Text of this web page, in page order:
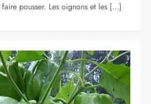
pousser. Les oignons et les […]